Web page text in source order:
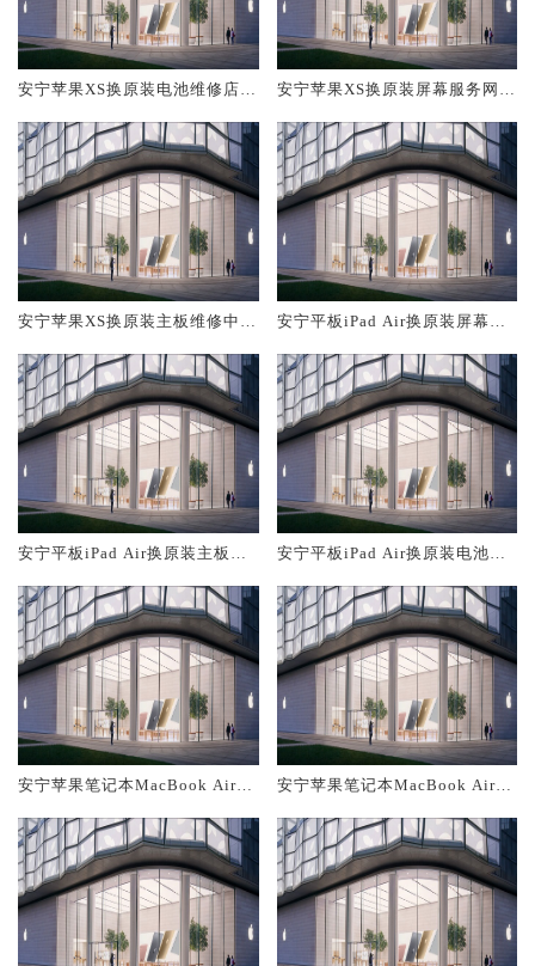
安宁苹果XS换原装电池维修店大
安宁苹果XS换原装屏幕服务网点
安宁苹果XS换原装主板维修中心
安宁平板iPad Air换原装屏幕服
安宁平板iPad Air换原装主板维
安宁平板iPad Air换原装电池维
安宁苹果笔记本MacBook Air换
安宁苹果笔记本MacBook Air换